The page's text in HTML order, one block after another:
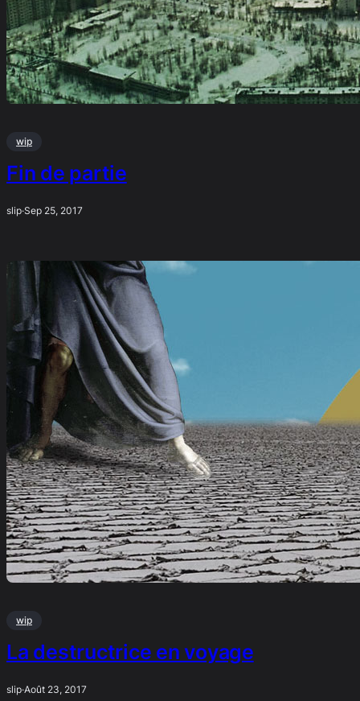
wip
Fin de partie
slip·Sep 25, 2017
wip
La destructrice en voyage
slip·Août 23, 2017